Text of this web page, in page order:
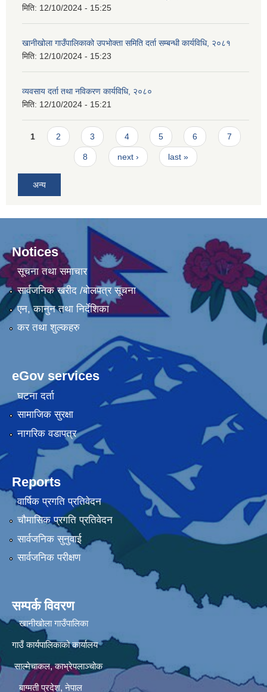
मिति: 12/10/2024 - 15:25
खानीखोला गाउँपालिकाको उपभोक्ता समिति दर्ता सम्बन्धी कार्यविधि, २०८१
मिति: 12/10/2024 - 15:23
व्यवसाय दर्ता तथा नविकरण कार्यविधि, २०८०
मिति: 12/10/2024 - 15:21
Pages
1 2 3 4 5 6 7
8 next › last »
अन्य
Notices
सूचना तथा समाचार
सार्वजनिक खरीद /बोलपत्र सूचना
एन, कानुन तथा निर्देशिका
कर तथा शुल्कहरु
eGov services
घटना दर्ता
सामाजिक सुरक्षा
नागरिक वडापत्र
Reports
वार्षिक प्रगति प्रतिवेदन
चौमासिक प्रगति प्रतिवेदन
सार्वजनिक सुनुवाई
सार्वजनिक परीक्षण
सम्पर्क विवरण
खानीखोला गाउँपालिका
गाउँ कार्यपालिकाको कार्यालय
साल्मेचाकल, काभ्रेपलाञ्चोक
बाग्मती प्रदेश, नेपाल